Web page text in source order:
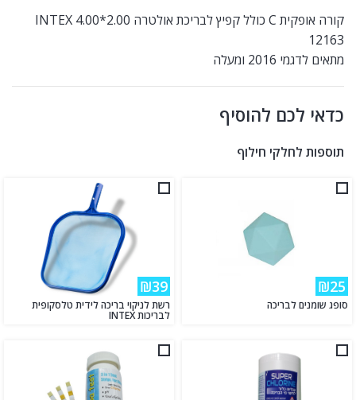
קורה אופקית C כולל קפיץ לבריכת אולטרה 2.00*4.00 INTEX
12163
מתאים לדגמי 2016 ומעלה
כדאי לכם להוסיף
תוספות לחלקי חילוף
₪25
סופג שומנים לבריכה
₪39
רשת לניקוי בריכה לידית טלסקופית
לבריכות INTEX